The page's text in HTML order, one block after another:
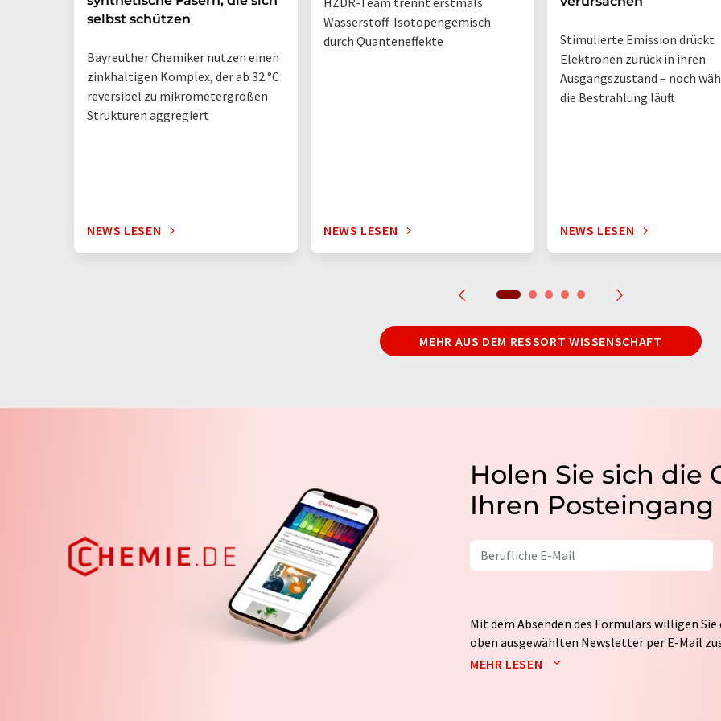
selbst schützen
Bayreuther Chemiker nutzen einen
zinkhaltigen Komplex, der ab 32 °C
reversibel zu mikrometergroßen
Strukturen aggregiert
NEWS LESEN
Wasserstoff-Isotopengemisch
durch Quanteneffekte
NEWS LESEN
Stimulierte Emission drückt
Elektronen zurück in ihren
Ausgangszustand – noch
die Bestrahlung läuft
NEWS LESEN
MEHR AUS DEM RESSORT WISSENSCHAFT
Holen Sie sich die
Ihren Posteingang
Mit dem Absenden des Formulars willigen Sie
oben ausgewählten Newsletter per E-Mail
weitergegeben. Die Speicherung und
MEHR LESEN